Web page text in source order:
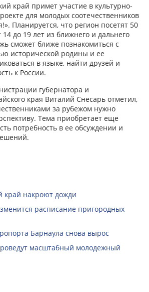
край примет участие в культурно-
для молодых соотечественников
Планируется, что регион посетят 50
14 до 19 лет из ближнего и дальнего
сможет ближе познакомиться с
исторической родины и ее
в языке, найти друзей и
к России.
губернатора и
края Виталий Снесарь отметил,
за рубежом нужно
Тема приобретает еще
потребность в ее обсуждении и
край накроют дожди
расписание пригородных
Барнаула снова вырос
масштабный молодежный